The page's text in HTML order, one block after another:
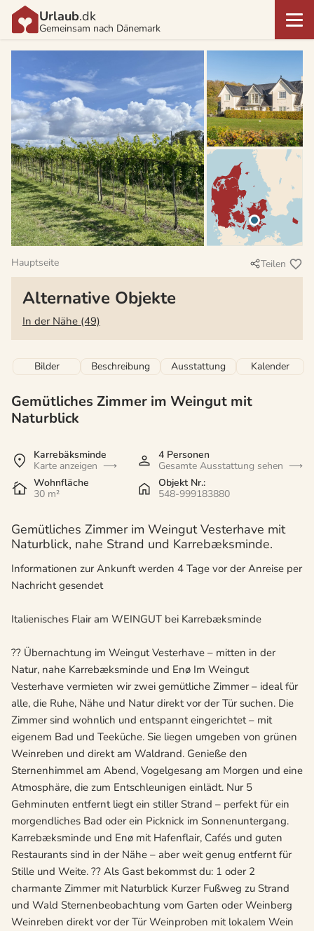
Urlaub.dk
Gemeinsam nach Dänemark
Hauptseite Teilen
Alternative Objekte
In der Nähe (49)
Bilder Beschreibung Ausstattung Kalender
Gemütliches Zimmer im Weingut mit
Naturblick
Karrebäksminde
Karte anzeigen
4 Personen
Gesamte Ausstattung sehen
Wohnfläche
30 m²
Objekt Nr.:
548-999183880
Gemütliches Zimmer im Weingut Vesterhave mit
Naturblick, nahe Strand und Karrebæksminde.
Informationen zur Ankunft werden 4 Tage vor der Anreise per
Nachricht gesendet
Italienisches Flair am WEINGUT bei Karrebæksminde
?? Übernachtung im Weingut Vesterhave – mitten in der
Natur, nahe Karrebæksminde und Enø Im Weingut
Vesterhave vermieten wir zwei gemütliche Zimmer – ideal für
alle, die Ruhe, Nähe und Natur direkt vor der Tür suchen. Die
Zimmer sind wohnlich und entspannt eingerichtet – mit
eigenem Bad und Teeküche. Sie liegen umgeben von grünen
Weinreben und direkt am Waldrand. Genieße den
Sternenhimmel am Abend, Vogelgesang am Morgen und eine
Atmosphäre, die zum Entschleunigen einlädt. Nur 5
Gehminuten entfernt liegt ein stiller Strand – perfekt für ein
morgendliches Bad oder ein Picknick im Sonnenuntergang.
Karrebæksminde und Enø mit Hafenflair, Cafés und guten
Restaurants sind in der Nähe – aber weit genug entfernt für
Stille und Weite. ?? Als Gast bekommst du: 1 oder 2
charmante Zimmer mit Naturblick Kurzer Fußweg zu Strand
und Wald Sternenbeobachtung vom Garten oder Weinberg
Weinreben direkt vor der Tür Weinproben mit lokalem Wein